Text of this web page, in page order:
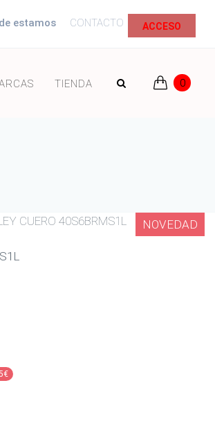
estamos CONTACTO ACCESO
TIENDA 0
CUERO 40S6BRMS1L
NOVEDAD